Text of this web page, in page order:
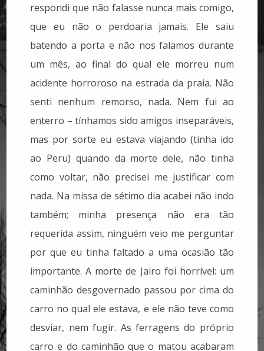
respondi que não falasse nunca mais comigo,
que eu não o perdoaria jamais. Ele saiu
batendo a porta e não nos falamos durante
um mês, ao final do qual ele morreu num
acidente horroroso na estrada da praia. Não
senti nenhum remorso, nada. Nem fui ao
enterro – tínhamos sido amigos inseparáveis,
mas por sorte eu estava viajando (tinha ido
ao Peru) quando da morte dele, não tinha
como voltar, não precisei me justificar com
nada. Na missa de sétimo dia acabei não indo
também; minha presença não era tão
requerida assim, ninguém veio me perguntar
por que eu tinha faltado a uma ocasião tão
importante. A morte de Jairo foi horrível: um
caminhão desgovernado passou por cima do
carro no qual ele estava, e ele não teve como
desviar, nem fugir. As ferragens do próprio
carro e do caminhão que o matou acabaram